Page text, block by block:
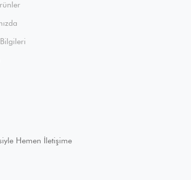
Hemen İletişime